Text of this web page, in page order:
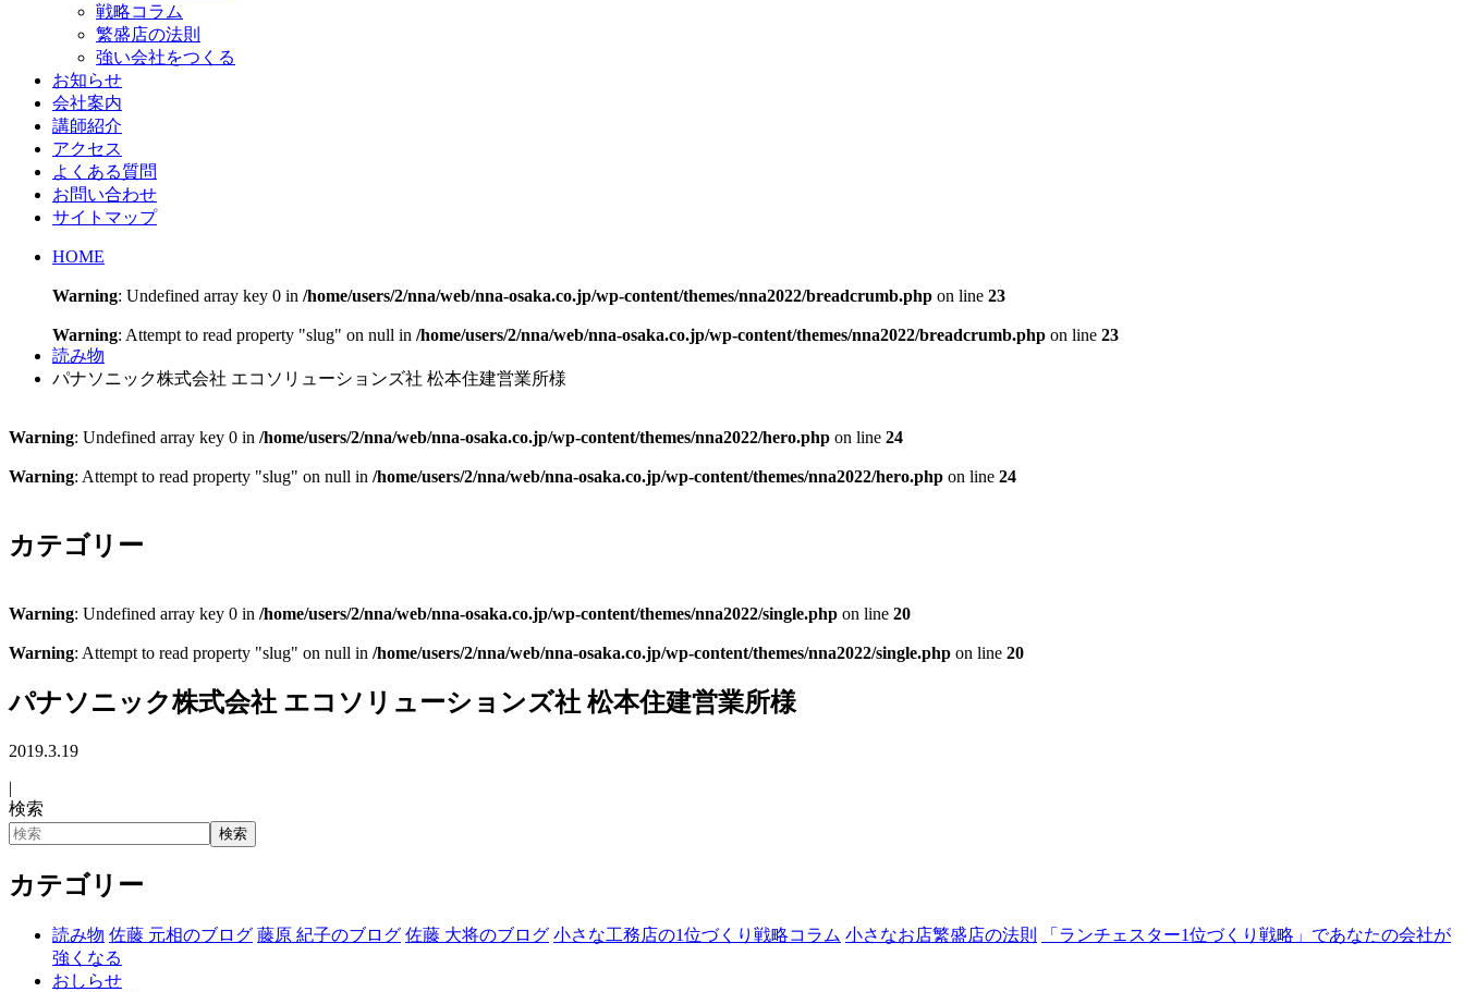
戦略コラム
繁盛店の法則
強い会社をつくる
お知らせ
会社案内
講師紹介
アクセス
よくある質問
お問い合わせ
サイトマップ
HOME
Warning: Undefined array key 0 in /home/users/2/nna/web/nna-osaka.co.jp/wp-content/themes/nna2022/breadcrumb.php on line 23
Warning: Attempt to read property "slug" on null in /home/users/2/nna/web/nna-osaka.co.jp/wp-content/themes/nna2022/breadcrumb.php on line 23
読み物
パナソニック株式会社 エコソリューションズ社 松本住建営業所様
Warning: Undefined array key 0 in /home/users/2/nna/web/nna-osaka.co.jp/wp-content/themes/nna2022/hero.php on line 24
Warning: Attempt to read property "slug" on null in /home/users/2/nna/web/nna-osaka.co.jp/wp-content/themes/nna2022/hero.php on line 24
カテゴリー
Warning: Undefined array key 0 in /home/users/2/nna/web/nna-osaka.co.jp/wp-content/themes/nna2022/single.php on line 20
Warning: Attempt to read property "slug" on null in /home/users/2/nna/web/nna-osaka.co.jp/wp-content/themes/nna2022/single.php on line 20
パナソニック株式会社 エコソリューションズ社 松本住建営業所様
2019.3.19
|
検索
検索
カテゴリー
読み物 佐藤 元相のブログ 藤原 紀子のブログ 佐藤 大将のブログ 小さな工務店の1位づくり戦略コラム 小さなお店繁盛店の法則
「ランチェスター1位づくり戦略」であなたの会社が
強くなる
おしらせ